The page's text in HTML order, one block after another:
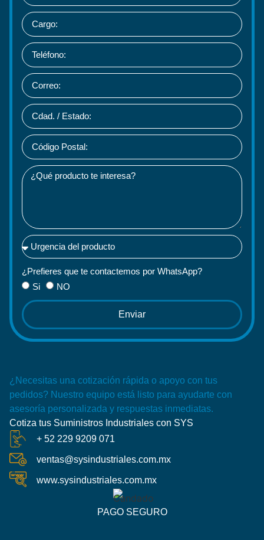
¿Necesitas una cotización rápida o apoyo con tus
pedidos? Nuestro equipo está listo para ayudarte con
asesoría personalizada y respuestas inmediatas.
Cotiza tus Suministros Industriales con SYS
+ 52 229 9209 071
ventas@sysindustriales.com.mx
www.sysindustriales.com.mx
PAGO SEGURO
¿Prefieres que te contactemos por WhatsApp?
Si
NO
Enviar